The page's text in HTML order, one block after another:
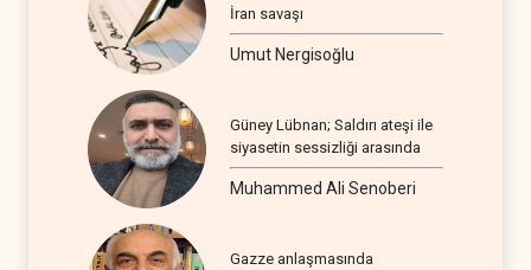
İran savaşı
Umut Nergisoğlu
Güney Lübnan; Saldırı ateşi ile
siyasetin sessizliği arasında
Muhammed Ali Senoberi
Gazze anlaşmasında